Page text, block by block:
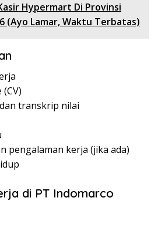
Hypermart Di Provinsi
(Ayo Lamar, Waktu Terbatas)
transkrip nilai
pengalaman kerja (jika ada)
di PT Indomarco